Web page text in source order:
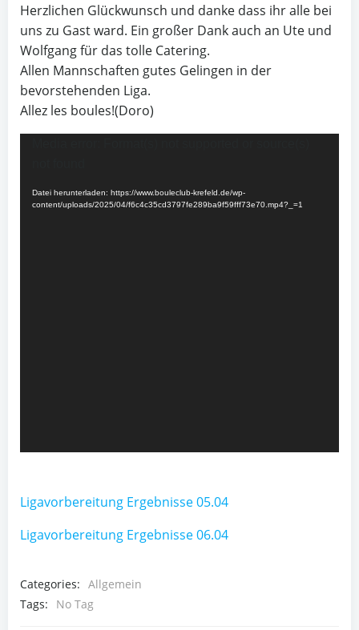
Herzlichen Glückwunsch und danke dass ihr alle bei
uns zu Gast ward. Ein großer Dank auch an Ute und
Wolfgang für das tolle Catering.
Allen Mannschaften gutes Gelingen in der
bevorstehenden Liga.
Allez les boules!(Doro)
Datei herunterladen: https://www.bouleclub-krefeld.de/wp-
content/uploads/2025/04/f6c4c35cd3797fe289ba9f59fff73e70.mp4?_=1
Ligavorbereitung Ergebnisse 05.04
Ligavorbereitung Ergebnisse 06.04
Categories: Allgemein
Tags:
No Tag